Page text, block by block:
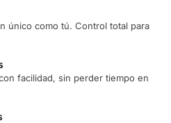
único como tú. Control total para
facilidad, sin perder tiempo en